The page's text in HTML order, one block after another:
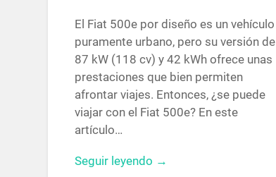
El Fiat 500e por diseño es un vehículo
puramente urbano, pero su versión de
87 kW (118 cv) y 42 kWh ofrece unas
prestaciones que bien permiten
afrontar viajes. Entonces, ¿se puede
viajar con el Fiat 500e? En este
artículo…
Seguir leyendo →